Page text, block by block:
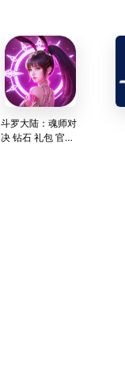
斗罗大陆：魂师对
决 钻石 礼包 官方